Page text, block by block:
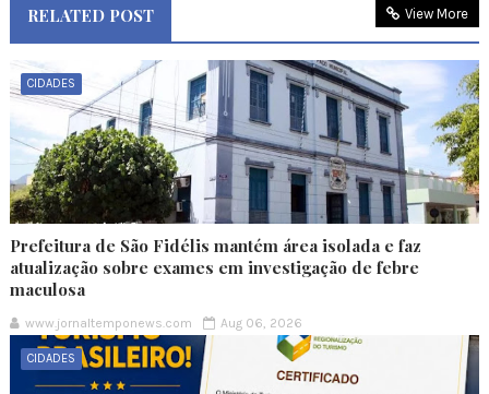
RELATED POST View More
CIDADES
Prefeitura de São Fidélis mantém área isolada e faz
atualização sobre exames em investigação de febre
maculosa
www.jornaltemponews.com Aug 06, 2026
CIDADES